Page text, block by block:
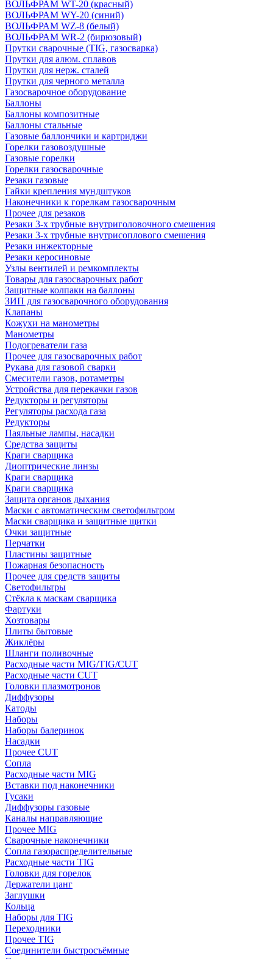
ВОЛЬФРАМ WT-20 (красный)
ВОЛЬФРАМ WY-20 (синий)
ВОЛЬФРАМ WZ-8 (белый)
ВОЛЬФРАМ WR-2 (бирюзовый)
Прутки сварочные (TIG, газосварка)
Прутки для алюм. сплавов
Прутки для нерж. сталей
Прутки для черного металла
Газосварочное оборудование
Баллоны
Баллоны композитные
Баллоны стальные
Газовые баллончики и картриджи
Горелки газовоздушные
Газовые горелки
Горелки газосварочные
Резаки газовые
Гайки крепления мундштуков
Наконечники к горелкам газосварочным
Прочее для резаков
Резаки 3-х трубные внутриголовочного смешения
Резаки 3-х трубные внутрисоплового смешения
Резаки инжекторные
Резаки керосиновые
Узлы вентилей и ремкомплекты
Товары для газосварочных работ
Защитные колпаки на баллоны
ЗИП для газосварочного оборудования
Клапаны
Кожухи на манометры
Манометры
Подогреватели газа
Прочее для газосварочных работ
Рукава для газовой сварки
Смесители газов, ротаметры
Устройства для перекачки газов
Редукторы и регуляторы
Регуляторы расхода газа
Редукторы
Паяльные лампы, насадки
Средства защиты
Краги сварщика
Диоптрические линзы
Краги сварщика
Краги сварщика
Защита органов дыхания
Маски с автоматическим светофильтром
Маски сварщика и защитные щитки
Очки защитные
Перчатки
Пластины защитные
Пожарная безопасность
Прочее для средств защиты
Светофильтры
Стёкла к маскам сварщика
Фартуки
Хозтовары
Плиты бытовые
Жиклёры
Шланги поливочные
Расходные части MIG/TIG/CUT
Расходные части CUT
Головки плазмотронов
Диффузоры
Катоды
Наборы
Наборы балеринок
Насадки
Прочее CUT
Сопла
Расходные части MIG
Вставки под наконечники
Гусаки
Диффузоры газовые
Каналы направляющие
Прочее MIG
Сварочные наконечники
Сопла газораспределительные
Расходные части TIG
Головки для горелок
Держатели цанг
Заглушки
Кольца
Наборы для TIG
Переходники
Прочее TIG
Соединители быстросъёмные